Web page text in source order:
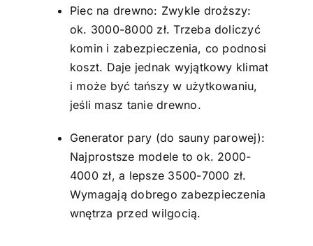
Piec na drewno: Zwykle droższy:
ok. 3000-8000 zł. Trzeba doliczyć
komin i zabezpieczenia, co podnosi
koszt. Daje jednak wyjątkowy klimat
i może być tańszy w użytkowaniu,
jeśli masz tanie drewno.
Generator pary (do sauny parowej):
Najprostsze modele to ok. 2000-
4000 zł, a lepsze 3500-7000 zł.
Wymagają dobrego zabezpieczenia
wnętrza przed wilgocią.